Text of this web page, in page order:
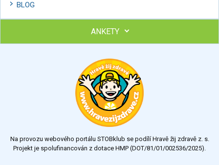
BLOG
ANKETY
Výsledky Všechny ankety
Na provozu webového portálu STOBklub se podílí Hravě žij zdravě z. s.
Projekt je spolufinancován z dotace HMP (DOT/81/01/002536/2025).